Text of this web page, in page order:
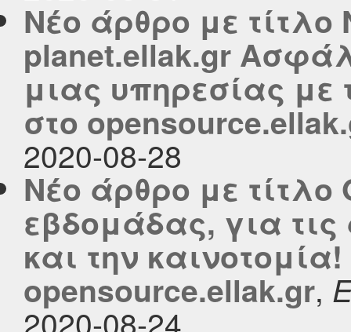
Νέο άρθρο με
planet.ellak.gr
μιας υπηρεσίας με
στο
2020-08-28
Νέο άρθρο με τίτλο
εβδομάδας, για τις
και την
opensource.ellak.gr,
2020-08-24